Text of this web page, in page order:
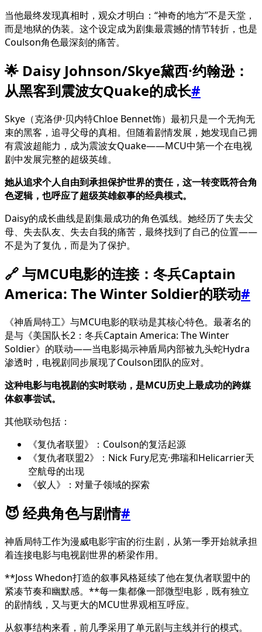
当他最终发现真相时，观众才明白：“神奇的地方”不是天堂，
而是地狱的伪装。这个设定成为剧集最震撼的情节转折，也是
Coulson角色最深刻的痛苦。
🌟 Daisy Johnson/Skye黛西·约翰逊：
从黑客到震波女Quake的成长#
Skye（克洛伊·贝内特Chloe Bennet饰）最初只是一个无拘无
束的黑客，追寻父母的真相。但随着剧情发展，她发现自己拥
有震波超能力，成为震波女Quake——MCU中第一个在电视
剧中发展完整的超级英雄。
她从追求个人自由到承担保护世界的责任，这一转变既符合角
色逻辑，也呼应了超级英雄叙事的经典模式。
Daisy的成长曲线是剧集最成功的角色弧线。她经历了失去父
母、失去队友、失去自我的痛苦，最终找到了自己的位置——
不是为了复仇，而是为了保护。
🔗 与MCU电影的连接：冬兵Captain
America: The Winter Soldier的联动#
《神盾局特工》与MCU电影的联动是其核心特色。最著名的
是与《美国队长2：冬兵Captain America: The Winter
Soldier》的联动——当电影揭示神盾局内部被九头蛇Hydra
渗透时，电视剧同步展现了Coulson团队的应对。
这种电影与电视剧的实时联动，是MCU历史上最成功的跨媒
体叙事尝试。
其他联动包括：
《复仇者联盟》：Coulson的复活起源
《复仇者联盟2》：Nick Fury尼克·弗瑞和Helicarrier天
空航母的出现
《蚁人》：对量子领域的探索
😈 经典角色与剧情#
神盾局特工作为漫威电影宇宙的衍生剧，从第一季开始就承担
着连接电影与电视剧世界的桥梁作用。
**Joss Whedon打造的叙事风格延续了他在复仇者联盟中的
紧凑节奏和幽默感。**每一集都像一部微型电影，既有独立
的剧情线，又与更大的MCU世界观相互呼应。
从叙事结构来看，前几季采用了单元剧与主线并行的模式。